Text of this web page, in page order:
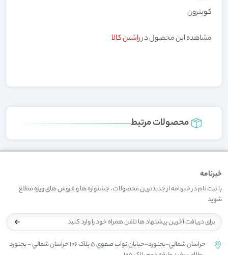
کویترون
مشاهده این محصول درراشین کالا
محصولات مرتبط
خبرنامه
با ثبت نام در خبرنامه از جدیدترین محصولات ، جشنواره ها و فروش های ویژه مطلع
شوید
خراسان شمالي-بجنورد-خيابان نواب صفوي 5 پلاک 106 خراسان شمالي - بجنورد